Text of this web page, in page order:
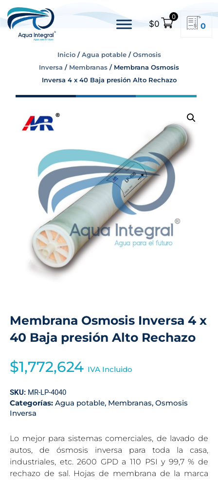
$0
0
0
Inicio/Agua potable/Osmosis
Inversa / Membranas / Membrana Osmosis
Inversa 4 x 40 Baja presión Alto Rechazo
Membrana Osmosis Inversa 4 x
40 Baja presión Alto Rechazo
$1,772,624 IVA Incluido
SKU: MR-LP-4040
Categorías: Agua potable, Membranas, Osmosis
Inversa
Lo mejor para sistemas comerciales, de lavado de
autos, de ósmosis inversa para toda la casa,
industriales, etc. 2600 GPD a 110 PSI y 99,7 % de
rechazo de sal. Hojas de membrana de la marca